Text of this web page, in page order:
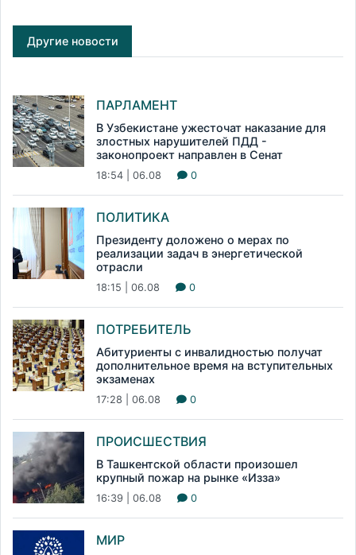
Другие новости
ПАРЛАМЕНТ
В Узбекистане ужесточат наказание для
злостных нарушителей ПДД -
законопроект направлен в Сенат
18:54 | 06.08 0
ПОЛИТИКА
Президенту доложено о мерах по
реализации задач в энергетической
отрасли
18:15 | 06.08 0
ПОТРЕБИТЕЛЬ
Абитуриенты с инвалидностью получат
дополнительное время на вступительных
экзаменах
17:28 | 06.08 0
ПРОИСШЕСТВИЯ
В Ташкентской области произошел
крупный пожар на рынке «Изза»
16:39 | 06.08 0
МИР